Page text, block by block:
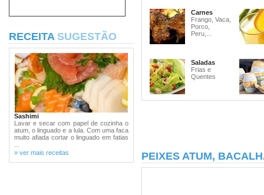
RECEITA SUGESTÃO
Sashimi
Lavar e secar com papel de cozinha o
atum, o linguado e a lula. Com uma faca
muito afiada cortar o linguado em fatias
» ver mais receitas
Carnes
Frango, Vaca,
Porco,
Peru,...
Saladas
Frias e
Quentes
PEIXES ATUM,